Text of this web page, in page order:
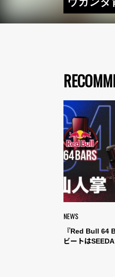
NEWS
『Red Bull 64
ビートは